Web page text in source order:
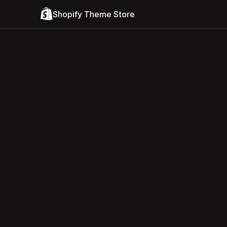
Shopify Theme Store